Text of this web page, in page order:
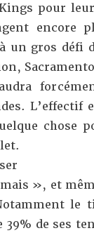
pour
encore
un gros défi
chose
», et
le
de ses